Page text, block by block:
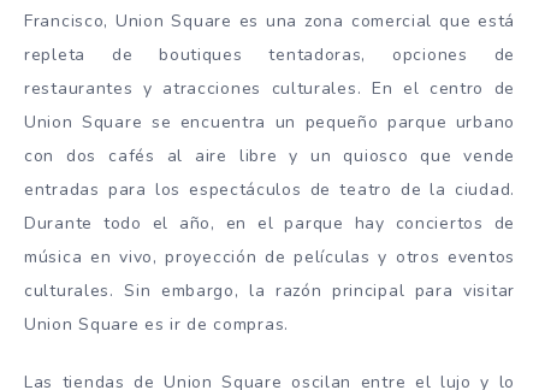
Francisco, Union Square es una zona comercial que está
repleta de boutiques tentadoras, opciones de
restaurantes y atracciones culturales. En el centro de
Union Square se encuentra un pequeño parque urbano
con dos cafés al aire libre y un quiosco que vende
entradas para los espectáculos de teatro de la ciudad.
Durante todo el año, en el parque hay conciertos de
música en vivo, proyección de películas y otros eventos
culturales. Sin embargo, la razón principal para visitar
Union Square es ir de compras.
Las tiendas de Union Square oscilan entre el lujo y lo